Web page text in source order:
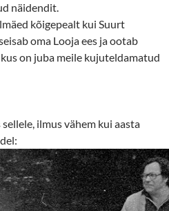
näidendit.
kõigepealt kui Suurt
oma Looja ees ja ootab
on juba meile kujuteldamatud
ilmus vähem kui aasta